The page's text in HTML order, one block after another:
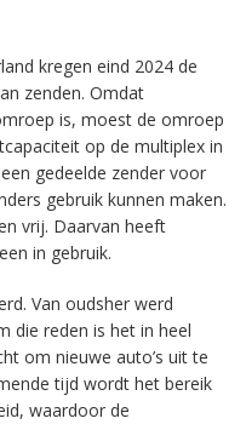
kregen eind 2024 de
zenden. Omdat
is, moest de omroep
op de multiplex in
gedeelde zender voor
gebruik kunnen maken.
vrij. Daarvan heeft
in gebruik.
Van oudsher werd
die reden is het in heel
om nieuwe auto’s uit te
tijd wordt het bereik
waardoor de